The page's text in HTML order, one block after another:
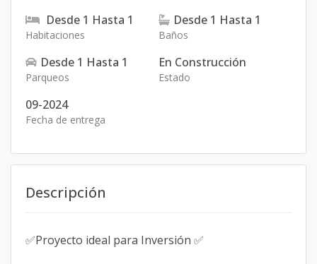
Desde 1 Hasta 1
Habitaciones
Desde 1 Hasta 1
Baños
Desde 1 Hasta 1
Parqueos
En Construcción
Estado
09-2024
Fecha de entrega
Descripción
✅Proyecto ideal para Inversión ✅